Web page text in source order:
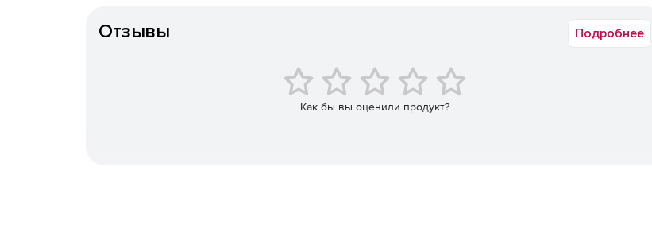
контакт-центре:
Организация очередей для обработки обращений.
Рабочее место оператора и супервизора.
Отзывы Подробнее
Как бы вы оценили продукт?